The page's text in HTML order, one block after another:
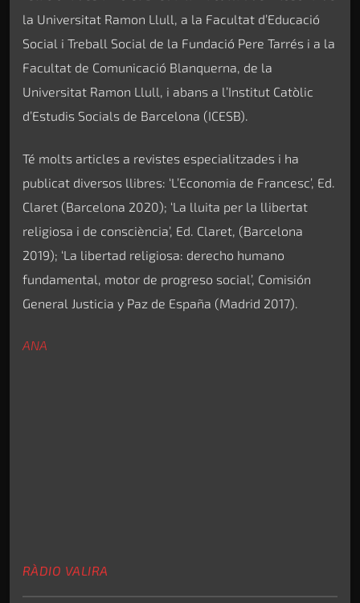
la Universitat Ramon Llull, a la Facultat d’Educació
Social i Treball Social de la Fundació Pere Tarrés i a la
Facultat de Comunicació Blanquerna, de la
Universitat Ramon Llull, i abans a l’Institut Catòlic
d’Estudis Socials de Barcelona (ICESB).
Té molts articles a revistes especialitzades i ha
publicat diversos llibres: ‘L’Economia de Francesc’, Ed.
Claret (Barcelona 2020); ‘La lluita per la llibertat
religiosa i de consciència’, Ed. Claret, (Barcelona
2019); ‘La libertad religiosa: derecho humano
fundamental, motor de progreso social’, Comisión
General Justicia y Paz de España (Madrid 2017).
ANA
RÀDIO VALIRA